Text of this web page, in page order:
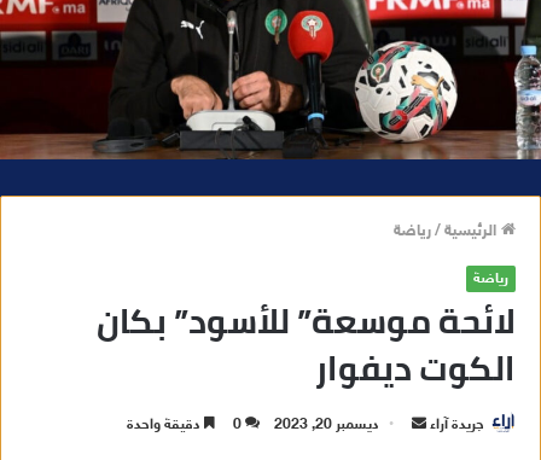
الرئيسية/رياضة
رياضة
لائحة موسعة” للأسود” بكان
الكوت ديفوار
جريدة آراء ديسمبر 20, 2023 0 دقيقة واحدة